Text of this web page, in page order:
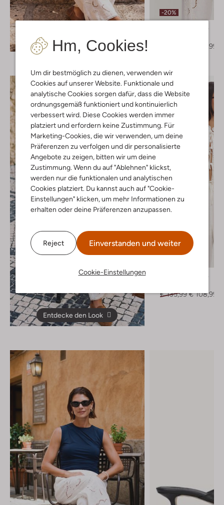
Hm, Cookies!
Um dir bestmöglich zu dienen, verwenden wir
Cookies auf unserer Website. Funktionale und
analytische Cookies sorgen dafür, dass die Website
ordnungsgemäß funktioniert und kontinuierlich
verbessert wird. Diese Cookies werden immer
platziert und erfordern keine Zustimmung. Für
Marketing-Cookies, die wir verwenden, um deine
Präferenzen zu verfolgen und dir personalisierte
Angebote zu zeigen, bitten wir um deine
Zustimmung. Wenn du auf "Ablehnen" klickst,
werden nur die funktionalen und analytischen
Cookies platziert. Du kannst auch auf "Cookie-
Einstellungen" klicken, um mehr Informationen zu
erhalten oder deine Präferenzen anzupassen.
Reject Einverstanden und weiter
Cookie-Einstellungen
Entdecke den Look
-20%
€ 108,99
Entdecke den Look
€ 135,99 € 108,99